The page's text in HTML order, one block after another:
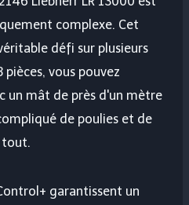
complexe. Cet
défi sur plusieurs
vous pouvez
un mât de près d'un mètre
de poulies et de
tout.
garantissent un